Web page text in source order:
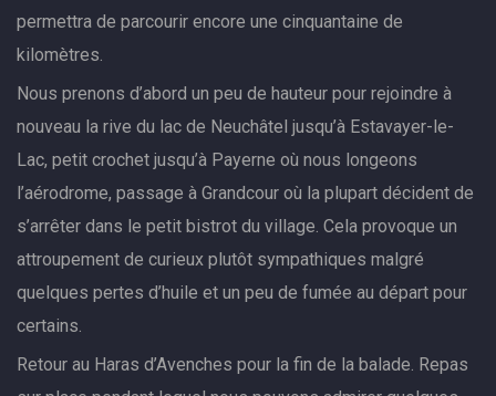
permettra de parcourir encore une cinquantaine de
kilomètres.
Nous prenons d’abord un peu de hauteur pour rejoindre à
nouveau la rive du lac de Neuchâtel jusqu’à Estavayer-le-
Lac, petit crochet jusqu’à Payerne où nous longeons
l’aérodrome, passage à Grandcour où la plupart décident de
s’arrêter dans le petit bistrot du village. Cela provoque un
attroupement de curieux plutôt sympathiques malgré
quelques pertes d’huile et un peu de fumée au départ pour
certains.
Retour au Haras d’Avenches pour la fin de la balade. Repas